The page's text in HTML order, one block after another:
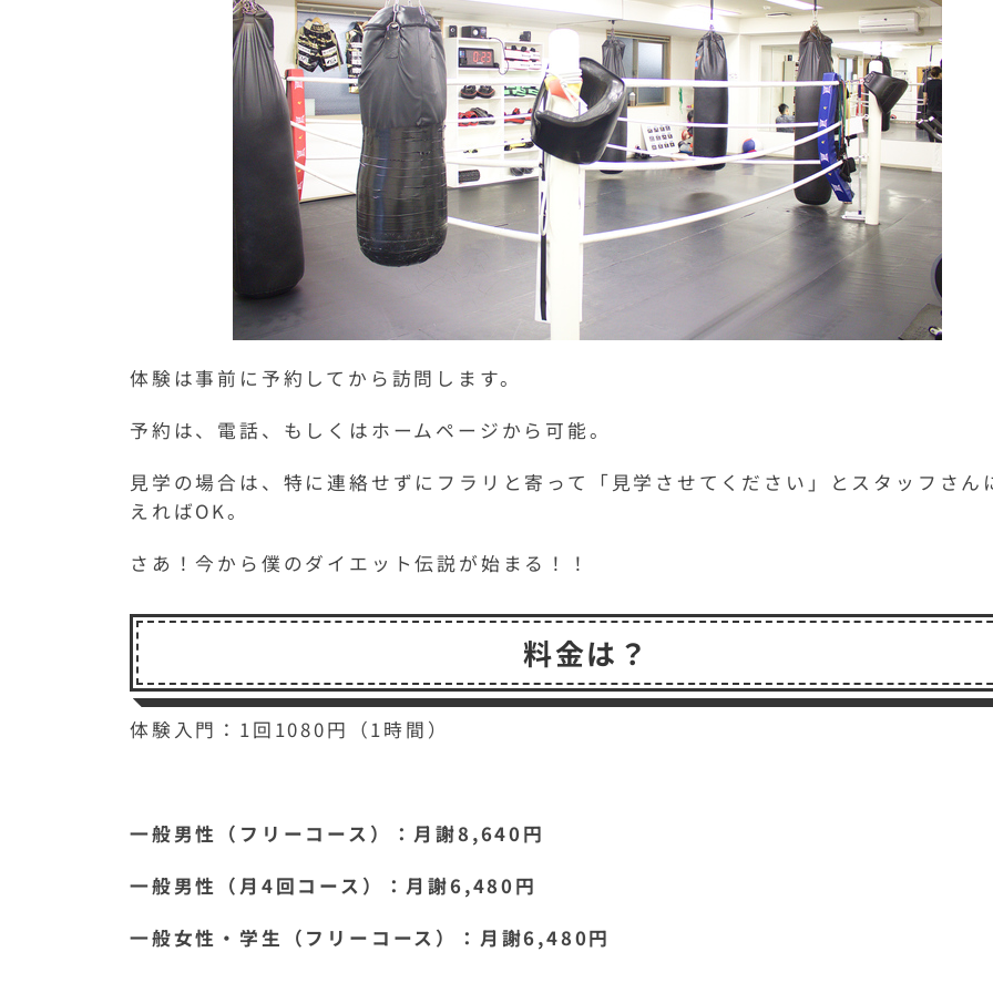
体験は事前に予約してから訪問します。
予約は、電話、もしくはホームページから可能。
見学の場合は、特に連絡せずにフラリと寄って「見学させてください」とスタッフさん
えればOK。
さあ！今から僕のダイエット伝説が始まる！！
料金は？
体験入門：1回1080円（1時間）
一般男性（フリーコース）：月謝8,640円
一般男性（月4回コース）：月謝6,480円
一般女性・学生（フリーコース）：月謝6,480円